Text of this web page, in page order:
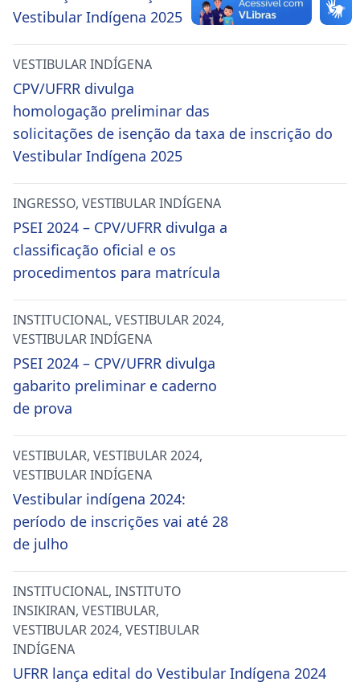
Vestibular Indígena 2025
VESTIBULAR INDÍGENA
CPV/UFRR divulga
homologação preliminar das
solicitações de isenção da taxa de inscrição do
Vestibular Indígena 2025
INGRESSO, VESTIBULAR INDÍGENA
PSEI 2024 – CPV/UFRR divulga a
classificação oficial e os
procedimentos para matrícula
INSTITUCIONAL, VESTIBULAR 2024,
VESTIBULAR INDÍGENA
PSEI 2024 – CPV/UFRR divulga
gabarito preliminar e caderno
de prova
VESTIBULAR, VESTIBULAR 2024,
VESTIBULAR INDÍGENA
Vestibular indígena 2024:
período de inscrições vai até 28
de julho
INSTITUCIONAL, INSTITUTO
INSIKIRAN, VESTIBULAR,
VESTIBULAR 2024, VESTIBULAR
INDÍGENA
UFRR lança edital do Vestibular Indígena 2024